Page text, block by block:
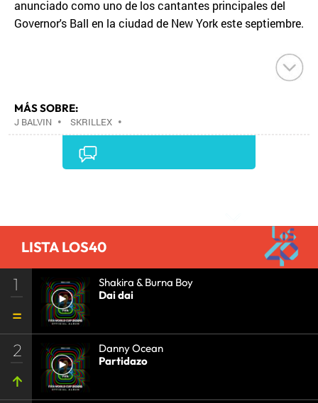
anunciado como uno de los cantantes principales del
Governor's Ball en la ciudad de New York este septiembre.
MÁS SOBRE:
J BALVIN • SKRILLEX •
LISTA LOS40
1
Shakira & Burna Boy
Dai dai
2
Danny Ocean
Partidazo